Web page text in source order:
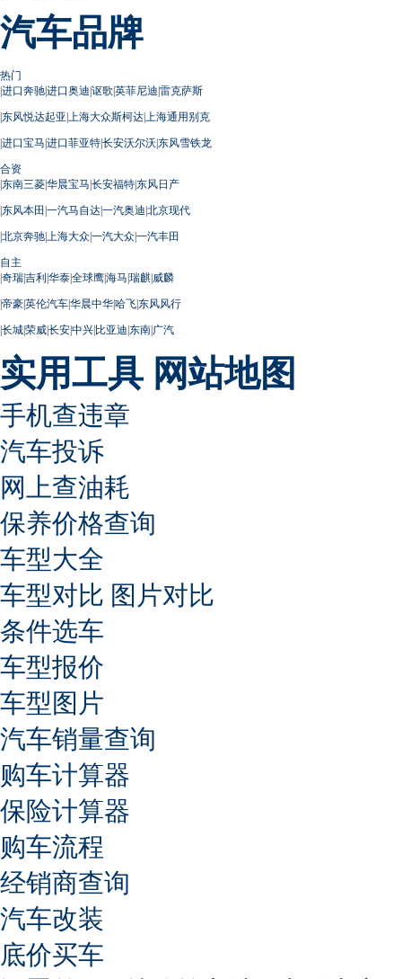
汽车品牌
热门
|进口奔驰|进口奥迪|讴歌|英菲尼迪|雷克萨斯
|东风悦达起亚| 上海大众斯柯达| 上海通用别克
|进口宝马|进口菲亚特|长安沃尔沃|东风雪铁龙
合资
|东南三菱|华晨宝马|长安福特|东风日产
|东风本田 |一汽马自达|一汽奥迪|北京现代
|北京奔驰| 上海大众|一汽大众|一汽丰田
自主
|奇瑞|吉利|华泰|全球鹰|海马|瑞麒|威麟
|帝豪|英伦汽车|华晨中华|哈飞|东风风行
|长城|荣威|长安|中兴|比亚迪|东南|广汽
实用工具 网站地图
手机查违章
汽车投诉
网上查油耗
保养价格查询
车型大全
车型对比 图片对比
条件选车
车型报价
车型图片
汽车销量查询
购车计算器
保险计算器
购车流程
经销商查询
汽车改装
底价买车